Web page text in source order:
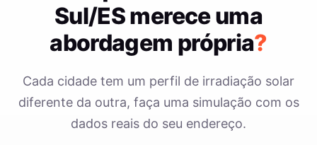
Sul/ES merece uma
abordagem própria?
Cada cidade tem um perfil de irradiação solar
diferente da outra, faça uma simulação com os
dados reais do seu endereço.